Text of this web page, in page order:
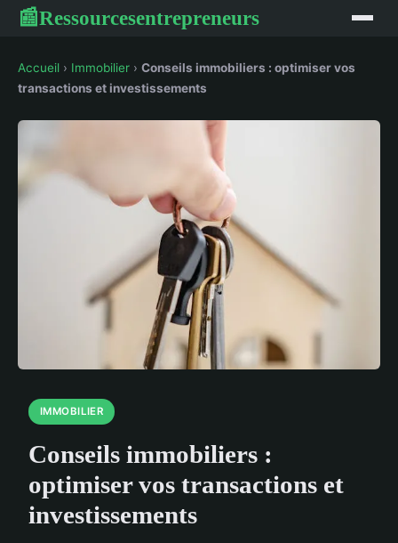
📰Ressourcesentrepreneurs
Accueil › Immobilier › Conseils immobiliers : optimiser vos
transactions et investissements
IMMOBILIER
Conseils immobiliers :
optimiser vos transactions et
investissements